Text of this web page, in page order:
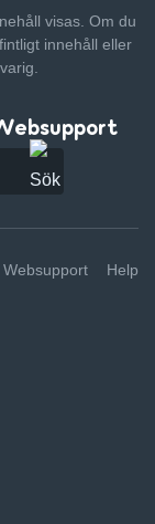
visas. Om du
innehåll eller
Websupport Help